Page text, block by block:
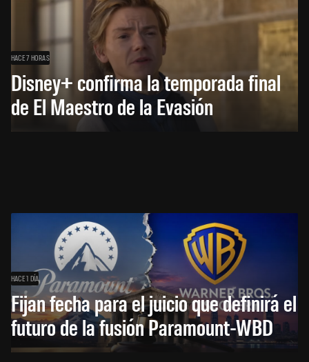
HACE 7 HORAS
Disney+ confirma la temporada final
de El Maestro de la Evasión
HACE 1 DÍA
Fijan fecha para el juicio que definirá el
futuro de la fusión Paramount-WBD